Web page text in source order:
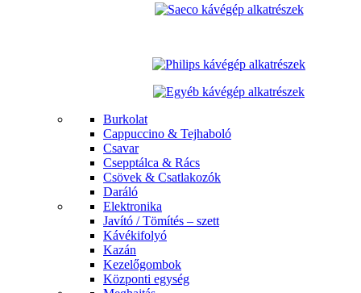
Burkolat
Cappuccino & Tejhaboló
Csavar
Csepptálca & Rács
Csövek & Csatlakozók
Daráló
Elektronika
Javító / Tömítés – szett
Kávékifolyó
Kazán
Kezelőgombok
Központi egység